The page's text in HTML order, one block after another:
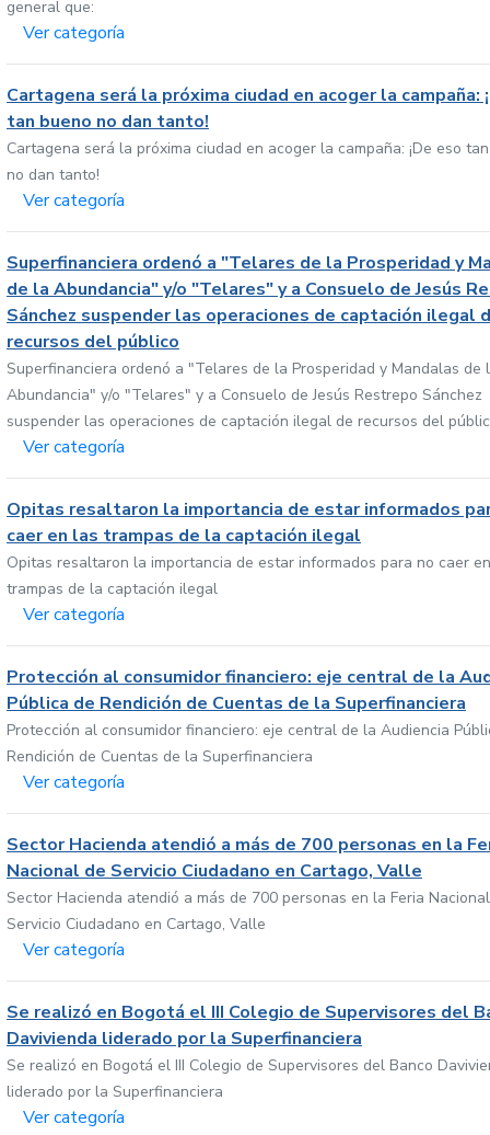
general que:
Ver categoría
Cartagena será la próxima ciudad en acoger la campaña:
tan bueno no dan tanto!
Cartagena será la próxima ciudad en acoger la campaña: ¡De eso
no dan tanto!
Ver categoría
Superfinanciera ordenó a "Telares de la Prosperidad y
de la Abundancia" y/o "Telares" y a Consuelo de Jesús
Sánchez suspender las operaciones de captación ilegal
recursos del público
Superfinanciera ordenó a "Telares de la Prosperidad y Mandalas de
Abundancia" y/o "Telares" y a Consuelo de Jesús Restrepo Sánchez
suspender las operaciones de captación ilegal de recursos del
Ver categoría
Opitas resaltaron la importancia de estar informados
caer en las trampas de la captación ilegal
Opitas resaltaron la importancia de estar informados para no caer
trampas de la captación ilegal
Ver categoría
Protección al consumidor financiero: eje central de la
Pública de Rendición de Cuentas de la Superfinanciera
Protección al consumidor financiero: eje central de la Audiencia
Rendición de Cuentas de la Superfinanciera
Ver categoría
Sector Hacienda atendió a más de 700 personas en la
Nacional de Servicio Ciudadano en Cartago, Valle
Sector Hacienda atendió a más de 700 personas en la Feria
Servicio Ciudadano en Cartago, Valle
Ver categoría
Se realizó en Bogotá el III Colegio de Supervisores del
Davivienda liderado por la Superfinanciera
Se realizó en Bogotá el III Colegio de Supervisores del Banco
liderado por la Superfinanciera
Ver categoría